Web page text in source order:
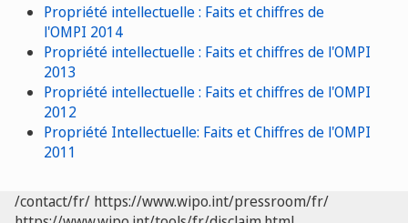
Propriété intellectuelle : Faits et chiffres de
l'OMPI 2014
Propriété intellectuelle : Faits et chiffres de l'OMPI
2013
Propriété intellectuelle : Faits et chiffres de l'OMPI
2012
Propriété Intellectuelle: Faits et Chiffres de l'OMPI
2011
/contact/fr/ https://www.wipo.int/pressroom/fr/